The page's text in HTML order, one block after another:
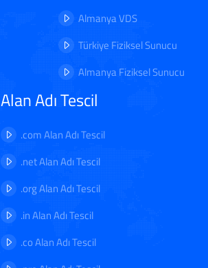
Almanya VDS
Türkiye Fiziksel Sunucu
Almanya Fiziksel Sunucu
Alan Adı Tescil
.com Alan Adı Tescil
.net Alan Adı Tescil
.org Alan Adı Tescil
.in Alan Adı Tescil
.co Alan Adı Tescil